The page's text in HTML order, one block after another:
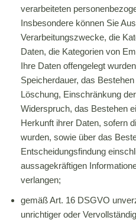
verarbeiteten
Insbesondere können Sie
Verarbeitungszwecke, die
Daten, die Kategorien von
Ihre Daten offengelegt
Speicherdauer, das
Löschung, Einschränkung
Widerspruch, das Bestehen
Herkunft ihrer Daten, sofern
wurden, sowie über das
Entscheidungsfindung
aussagekräftigen
verlangen;
gemäß Art. 16 DSGVO
unrichtiger oder